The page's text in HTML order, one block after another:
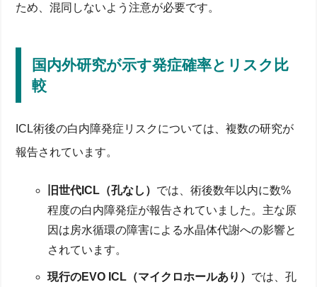
ため、混同しないよう注意が必要です。
国内外研究が示す発症確率とリスク比
較
ICL術後の白内障発症リスクについては、複数の研究が
報告されています。
旧世代ICL（孔なし） では、術後数年以内に数%
程度の白内障発症が報告されていました。主な原
因は房水循環の障害による水晶体代謝への影響と
されています。
現行のEVO ICL（マイクロホールあり） では、孔